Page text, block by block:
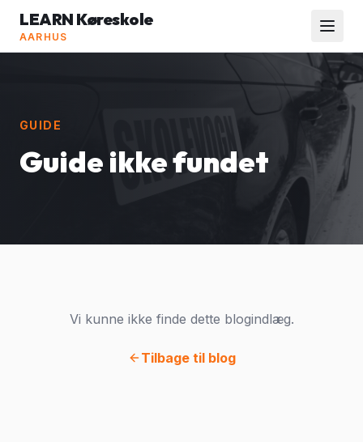
LEARN Køreskole
AARHUS
GUIDE
Guide ikke fundet
Vi kunne ikke finde dette blogindlæg.
Tilbage til blog